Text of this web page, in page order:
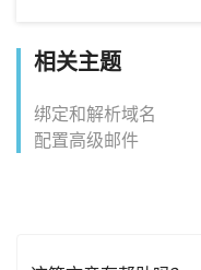
相关主题
绑定和解析域名
配置高级邮件